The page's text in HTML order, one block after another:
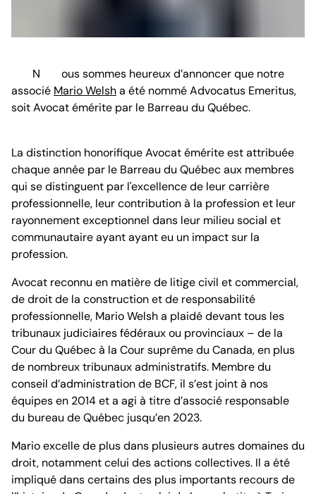
Nous sommes heureux d’annoncer que notre
associé Mario Welsha été nommé Advocatus Emeritus,
soit Avocat émérite par le Barreau du Québec.
La distinction honorifique Avocat émérite est attribuée
chaque année par le Barreau du Québec aux membres
qui se distinguent par l'excellence de leur carrière
professionnelle, leur contribution à la profession et leur
rayonnement exceptionnel dans leur milieu social et
communautaire ayant ayant eu un impact sur la
profession.
Avocat reconnu en matière de litige civil et commercial,
de droit de la construction et de responsabilité
professionnelle, Mario Welsh a plaidé devant tous les
tribunaux judiciaires fédéraux ou provinciaux – de la
Cour du Québec à la Cour suprême du Canada, en plus
de nombreux tribunaux administratifs. Membre du
conseil d’administration de BCF, il s’est joint à nos
équipes en 2014 et a agi à titre d’associé responsable
du bureau de Québec jusqu’en 2023.
Mario excelle de plus dans plusieurs autres domaines du
droit, notamment celui des actions collectives. Il a été
impliqué dans certains des plus importants recours de